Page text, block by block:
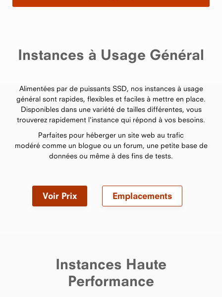
Instances à Usage Général
Alimentées par de puissants SSD, nos instances à usage
général sont rapides, flexibles et faciles à mettre en place.
Disponibles dans une variété de tailles différentes, vous
trouverez rapidement l'instance qui répond à vos besoins.
Parfaites pour héberger un site web au trafic
modéré comme un blogue ou un forum, une petite base de
données ou même à des fins de tests.
Voir Prix Emplacements
Instances Haute
Performance